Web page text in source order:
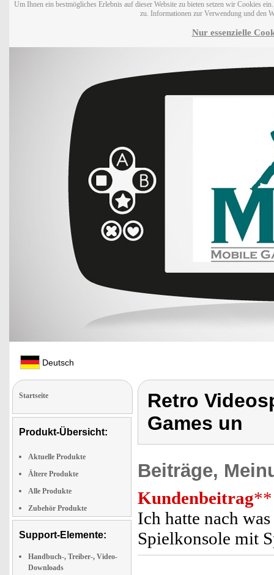
Um Ihnen ein bestmögliches Erlebnis auf dieser Website zu bieten setzen wir Cookies
zu. Informationen zur Verwendung und den
Nur essenzielle
Deutsch
Startseite
Produkt-Übersicht:
Aktuelle Produkte
Ältere Produkte
Alle Produkte
Zubehör Produkte
Support-Elemente:
Handbuch-, Treiber-, Video-
Downloads
Retro
Games un
Beiträge,
Kundenbeitrag**
Ich hatte nach
Spielkonsole mit